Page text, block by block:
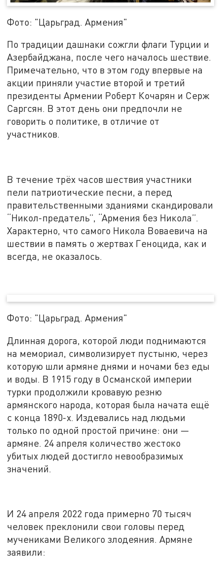
Фото: "Царьград. Армения"
По традиции дашнаки сожгли флаги Турции и
Азербайджана, после чего началось шествие.
Примечательно, что в этом году впервые на
акции приняли участие второй и третий
президенты Армении Роберт Кочарян и Серж
Саргсян. В этот день они предпочли не
говорить о политике, в отличие от
участников.
В течение трёх часов шествия участники
пели патриотические песни, а перед
правительственными зданиями скандировали
“Никол-предатель”, “Армения без Никола”.
Характерно, что самого Никола Воваевича на
шествии в память о жертвах Геноцида, как и
всегда, не оказалось.
Фото: "Царьград. Армения"
Длинная дорога, которой люди поднимаются
на мемориал, символизирует пустыню, через
которую шли армяне днями и ночами без еды
и воды. В 1915 году в Османской империи
турки продолжили кровавую резню
армянского народа, которая была начата ещё
с конца 1890-х. Издевались над людьми
только по одной простой причине: они —
армяне. 24 апреля количество жестоко
убитых людей достигло невообразимых
значений.
И 24 апреля 2022 года примерно 70 тысяч
человек преклонили свои головы перед
мучениками Великого злодеяния. Армяне
заявили: